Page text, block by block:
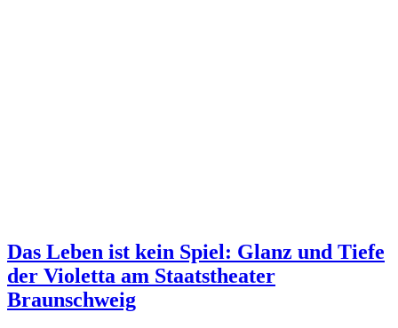
Das Leben ist kein Spiel: Glanz und Tiefe
der Violetta am Staatstheater
Braunschweig